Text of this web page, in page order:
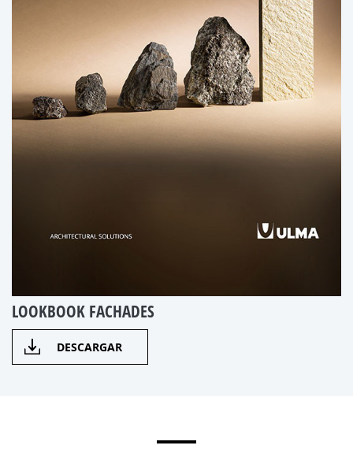
LOOKBOOK FACHADES
DESCARGAR